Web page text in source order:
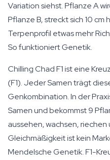
Variation siehst. Pflanze A
Pflanze B, streckt sich 10
Terpenprofil etwas mehr
So funktioniert Genetik.
Chilling Chad F1 ist eine
(F1). Jeder Samen trägt
Genkombination. In der
Samen und bekommst 9
aussehen, wachsen,
Gleichmäßigkeit ist kein
Mendelsche Genetik. F1-